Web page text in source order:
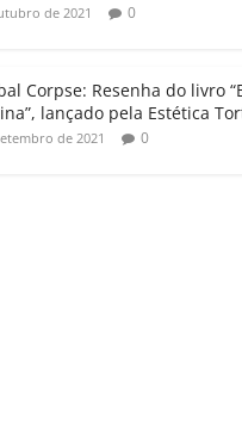
de 2021 0
Corpse: Resenha do livro
lançado pela Estética
de 2021 0